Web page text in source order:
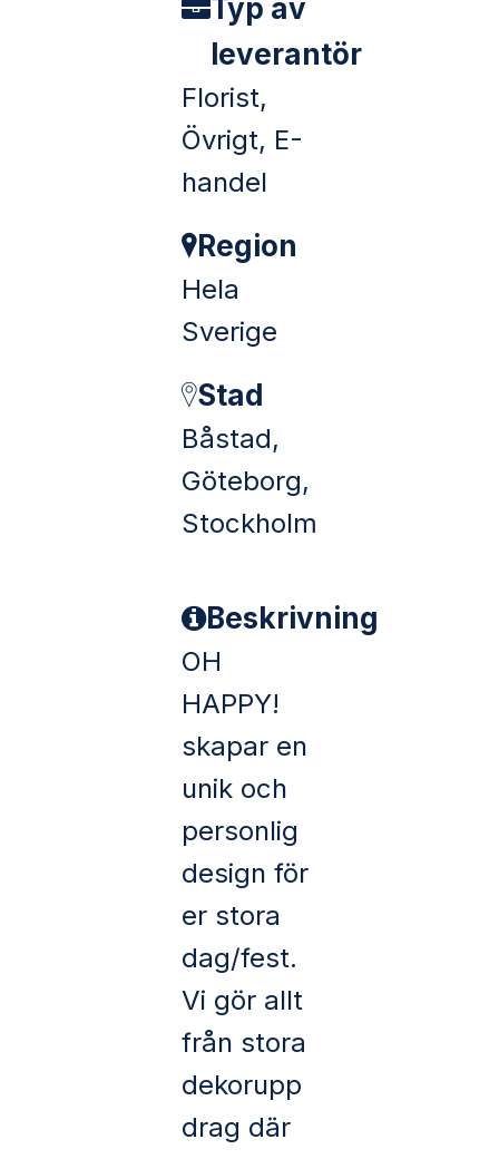
Typ av
leverantör
Florist,
Övrigt, E-
handel
Region
Hela
Sverige
Stad
Båstad,
Göteborg,
Stockholm
Beskrivning
OH
HAPPY!
skapar en
unik och
personlig
design för
er stora
dag/fest.
Vi gör allt
från stora
dekorupp
drag där